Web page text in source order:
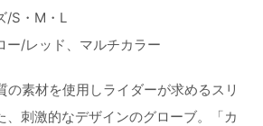
/S・M・L
ー/レッド、マルチカラー
の素材を使用しライダーが求めるスリ
、刺激的なデザインのグローブ。「カ